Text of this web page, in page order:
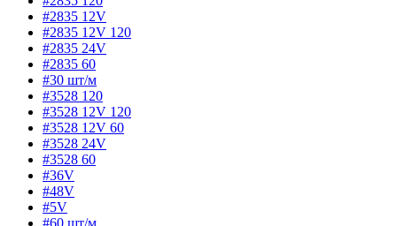
#2835 12V
#2835 12V 120
#2835 24V
#2835 60
#30 шт/м
#3528 120
#3528 12V 120
#3528 12V 60
#3528 24V
#3528 60
#36V
#48V
#5V